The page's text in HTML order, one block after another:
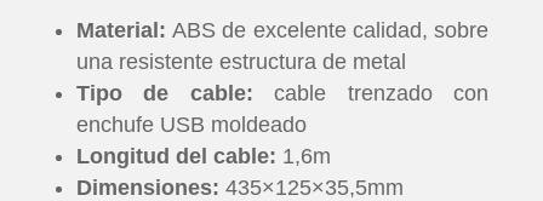
Material:ABS de excelente calidad, sobre
una resistente estructura de metal
Tipo de cable: cable trenzado con
enchufe USB moldeado
Longitud del cable: 1,6m
Dimensiones: 435×125×35,5mm